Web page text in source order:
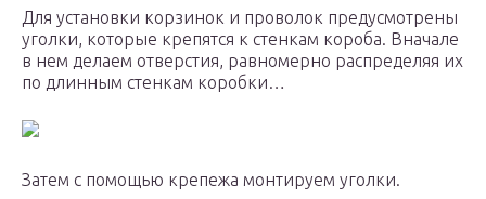
Для установки корзинок и проволок предусмотрены
уголки, которые крепятся к стенкам короба. Вначале
в нем делаем отверстия, равномерно распределяя их
по длинным стенкам коробки…
Затем с помощью крепежа монтируем уголки.